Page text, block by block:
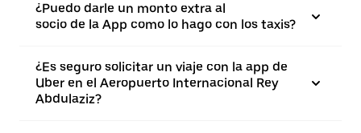
¿Puedo darle un monto extra al
socio de la App como lo hago con los taxis?
¿Es seguro solicitar un viaje con la app de
Uber en el Aeropuerto Internacional Rey
Abdulaziz?